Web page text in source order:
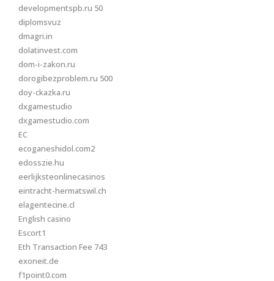
developmentspb.ru 50
diplomsvuz
dmagri.in
dolatinvest.com
dom-i-zakon.ru
dorogibezproblem.ru 500
doy-ckazka.ru
dxgamestudio
dxgamestudio.com
EC
ecoganeshidol.com2
edosszie.hu
eerlijksteonlinecasinos
eintracht-hermatswil.ch
elagentecine.cl
English casino
Escort1
Eth Transaction Fee 743
exoneit.de
f1point0.com